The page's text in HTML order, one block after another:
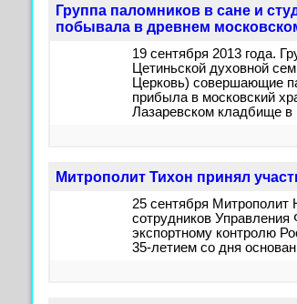
Группа паломников в сане и
побывала в древнем
19 сентября 2013 года.
Цетиньской духовной
Церковь) совершающие
прибыла в московский
Лазаревском кладбище в
Митрополит Тихон принял
25 сентября Митрополит
сотрудников
экспортному контролю
35-летием со дня